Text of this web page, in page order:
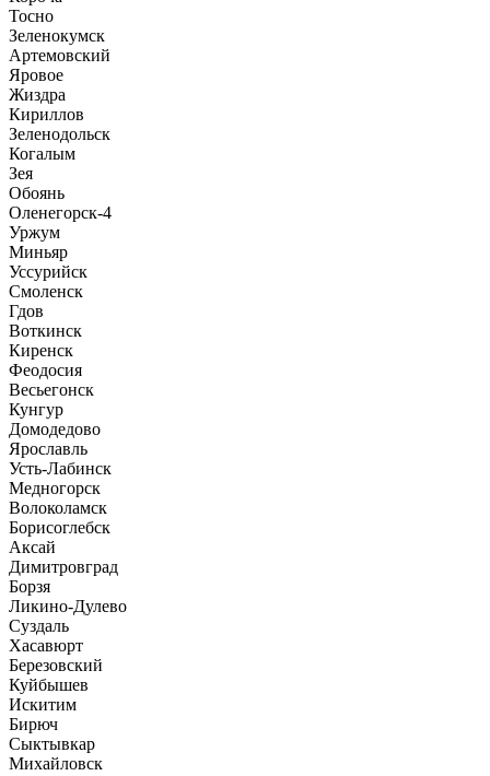
Тосно
Зеленокумск
Артемовский
Яровое
Жиздра
Кириллов
Зеленодольск
Когалым
Зея
Обоянь
Оленегорск-4
Уржум
Миньяр
Уссурийск
Смоленск
Гдов
Воткинск
Киренск
Феодосия
Весьегонск
Кунгур
Домодедово
Ярославль
Усть-Лабинск
Медногорск
Волоколамск
Борисоглебск
Аксай
Димитровград
Борзя
Ликино-Дулево
Суздаль
Хасавюрт
Березовский
Куйбышев
Искитим
Бирюч
Сыктывкар
Михайловск